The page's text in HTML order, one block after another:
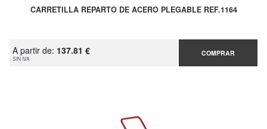
CARRETILLA REPARTO DE ACERO PLEGABLE REF.1164
A partir de: 137.81 €
SIN IVA
COMPRAR